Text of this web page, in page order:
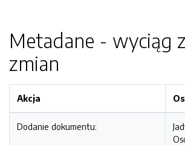
Metadane - wyciąg
zmian
Akcja
Dodanie dokumentu: